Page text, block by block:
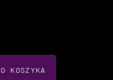
KOSZYKA